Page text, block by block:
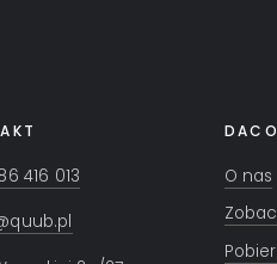
416 013
O nas